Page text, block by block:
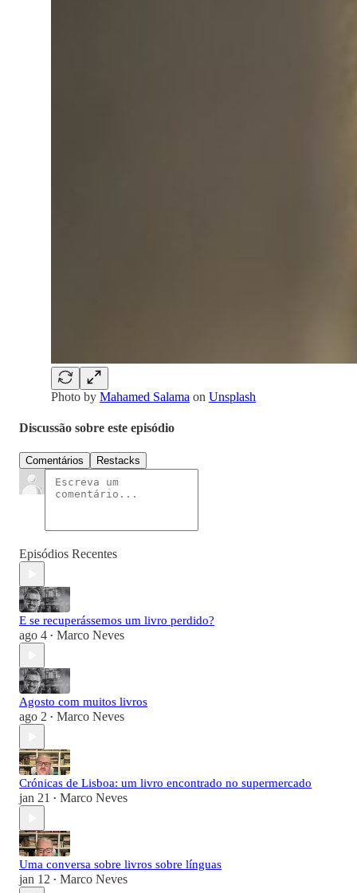
Photo by Mahamed Salama on Unsplash
Discussão sobre este episódio
Comentários Restacks
Episódios Recentes
E se recuperássemos um livro perdido?
ago 4 • Marco Neves
Agosto com muitos livros
ago 2 • Marco Neves
Crónicas de Lisboa: um livro encontrado no supermercado
jan 21 • Marco Neves
Uma conversa sobre livros sobre línguas
jan 12 • Marco Neves